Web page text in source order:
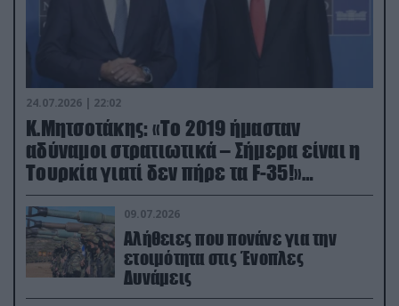
24.07.2026 | 22:02
Κ.Μητσοτάκης: «Το 2019 ήμασταν
αδύναμοι στρατιωτικά – Σήμερα είναι η
Τουρκία γιατί δεν πήρε τα F-35!»
(βίντεο)
09.07.2026
Αλήθειες που πονάνε για την
ετοιμότητα στις Ένοπλες
Δυνάμεις